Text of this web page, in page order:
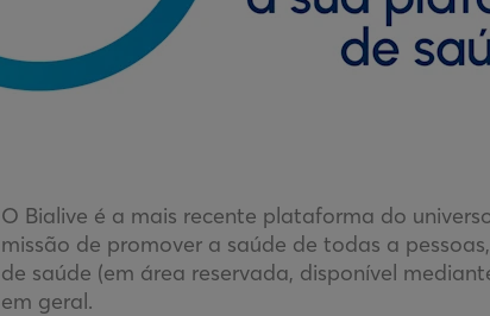
O Bialive é a mais recente plataforma do
missão de promover a saúde de todas a
de saúde (em área reservada, disponível
em geral.